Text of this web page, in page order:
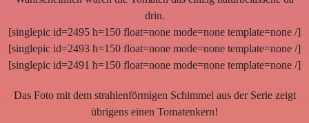
drin.
[singlepic id=2495 h=150 float=none mode=none template=none /]
[singlepic id=2493 h=150 float=none mode=none template=none /]
[singlepic id=2491 h=150 float=none mode=none template=none /]
Das Foto mit dem strahlenförmigen Schimmel aus der Serie zeigt
übrigens einen Tomatenkern!